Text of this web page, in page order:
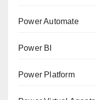
Power Automate
Power BI
Power Platform